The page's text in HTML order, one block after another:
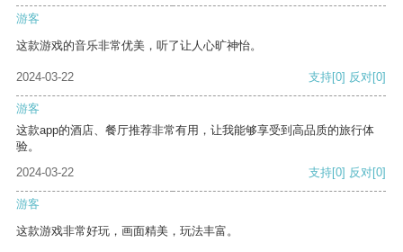
游客
这款游戏的音乐非常优美，听了让人心旷神怡。
2024-03-22 支持[0] 反对[0]
游客
这款app的酒店、餐厅推荐非常有用，让我能够享受到高品质的旅行体
验。
2024-03-22
支持[0] 反对[0]
游客
这款游戏非常好玩，画面精美，玩法丰富。